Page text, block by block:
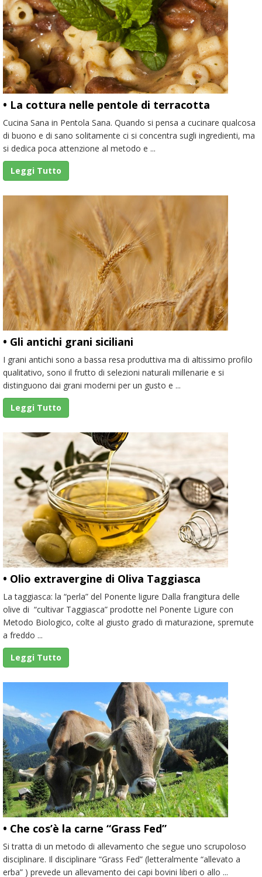
• La cottura nelle pentole di terracotta
Cucina Sana in Pentola Sana. Quando si pensa a cucinare qualcosa
di buono e di sano solitamente ci si concentra sugli ingredienti, ma
si dedica poca attenzione al metodo e ...
Leggi Tutto
• Gli antichi grani siciliani
I grani antichi sono a bassa resa produttiva ma di altissimo profilo
qualitativo, sono il frutto di selezioni naturali millenarie e si
distinguono dai grani moderni per un gusto e ...
Leggi Tutto
• Olio extravergine di Oliva Taggiasca
La taggiasca: la “perla” del Ponente ligure Dalla frangitura delle
olive di “cultivar Taggiasca” prodotte nel Ponente Ligure con
Metodo Biologico, colte al giusto grado di maturazione, spremute
a freddo ...
Leggi Tutto
• Che cos’è la carne “Grass Fed”
Si tratta di un metodo di allevamento che segue uno scrupoloso
disciplinare. Il disciplinare “Grass Fed” (letteralmente “allevato a
erba” ) prevede un allevamento dei capi bovini liberi o allo ...